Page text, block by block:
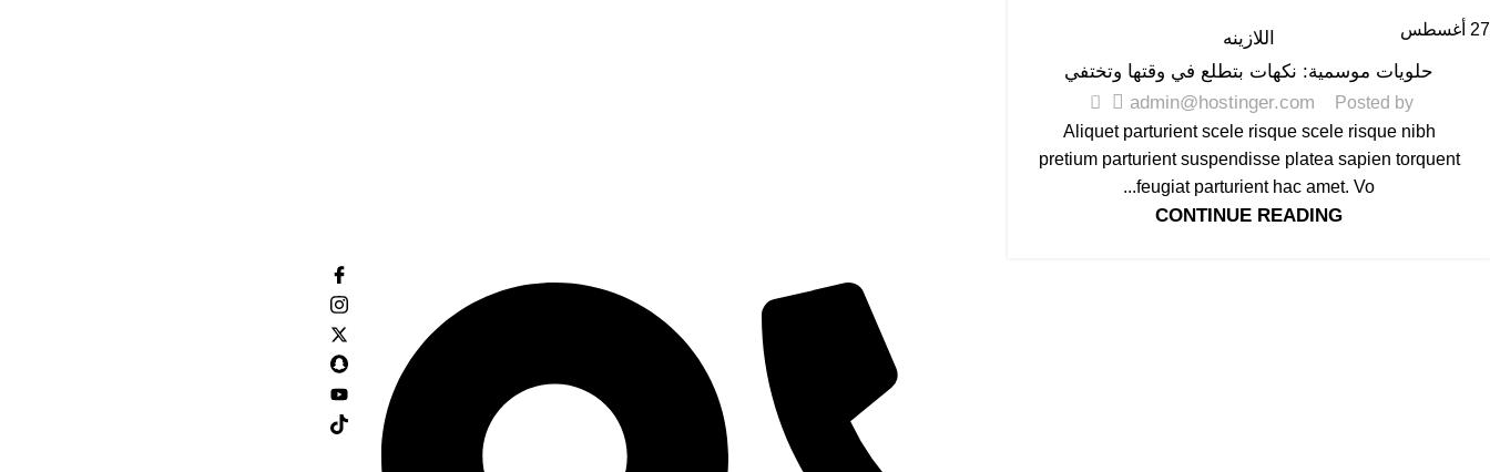
27 أغسطس
اللازينه
حلويات موسمية: نكهات بتطلع في وقتها وتختفي
Posted by
admin@hostinger.com
0
Aliquet parturient scele risque scele risque nibh
pretium parturient suspendisse platea sapien torquent
feugiat parturient hac amet. Vo...
CONTINUE READING